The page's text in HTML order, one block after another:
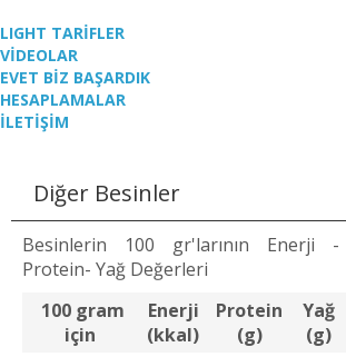
LIGHT TARİFLER
VİDEOLAR
EVET BİZ BAŞARDIK
HESAPLAMALAR
İLETİŞİM
Diğer Besinler
Besinlerin 100 gr'larının Enerji -
Protein- Yağ Değerleri
100 gram
için
Enerji
(kkal)
Protein
(g)
Yağ
(g)